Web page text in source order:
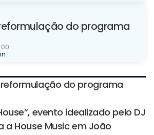
do programa
do programa
evento idealizado pelo DJ
a House Music em João